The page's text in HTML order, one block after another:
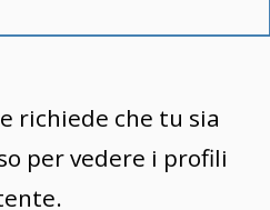
richiede che tu sia
per vedere i profili